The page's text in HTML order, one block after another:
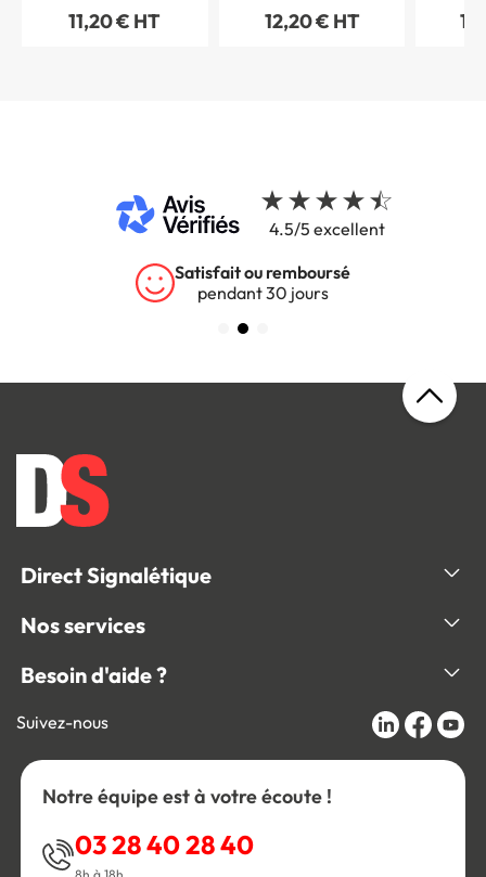
11,20 € HT 12,20 € HT
4.5/5 excellent
Satisfait ou remboursé
pendant 30 jours
Direct Signalétique
Nos services
Besoin d'aide ?
Suivez-nous
Notre équipe est à votre écoute !
03 28 40 28 40